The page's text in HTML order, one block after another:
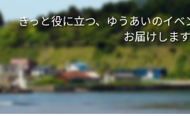
きっと役に立つ、ゆうあいのイ
お届けします